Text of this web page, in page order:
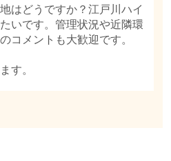
はどうですか？江戸川ハイ
いです。管理状況や近隣環
コメントも大歓迎です。
す。